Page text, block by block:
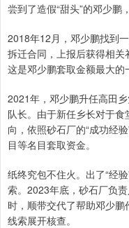
尝到了造假“甜头”的邓少鹏
2018年12月，邓少鹏找到
拆迁合同，上报后获得相关
这是邓少鹏套取金额最大的
2021年，邓少鹏升任高田
队长。由于新任乡长对于
向，依照砂石厂的“成功经
目等名目套取资金。
纸终究包不住火。出了“经
索。2023年底，砂石厂负
时，顺带交代了帮助邓少
线索展开核查。